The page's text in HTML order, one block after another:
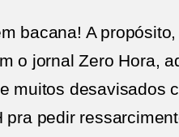
bacana! A
o jornal Zero Hora,
muitos desavisados
pra pedir